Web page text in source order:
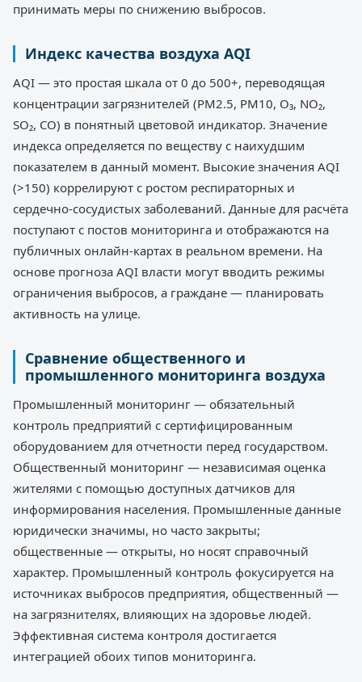
принимать меры по снижению выбросов.
Индекс качества воздуха AQI
AQI — это простая шкала от 0 до 500+, переводящая
концентрации загрязнителей (PM2.5, PM10, O₃, NO₂,
SO₂, CO) в понятный цветовой индикатор. Значение
индекса определяется по веществу с наихудшим
показателем в данный момент. Высокие значения AQI
(>150) коррелируют с ростом респираторных и
сердечно-сосудистых заболеваний. Данные для расчёта
поступают с постов мониторинга и отображаются на
публичных онлайн-картах в реальном времени. На
основе прогноза AQI власти могут вводить режимы
ограничения выбросов, а граждане — планировать
активность на улице.
Сравнение общественного и
промышленного мониторинга воздуха
Промышленный мониторинг — обязательный
контроль предприятий с сертифицированным
оборудованием для отчетности перед государством.
Общественный мониторинг — независимая оценка
жителями с помощью доступных датчиков для
информирования населения. Промышленные данные
юридически значимы, но часто закрыты;
общественные — открыты, но носят справочный
характер. Промышленный контроль фокусируется на
источниках выбросов предприятия, общественный —
на загрязнителях, влияющих на здоровье людей.
Эффективная система контроля достигается
интеграцией обоих типов мониторинга.